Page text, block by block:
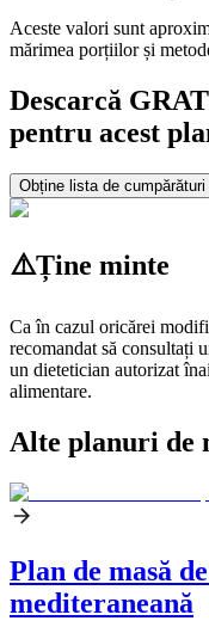
Aceste valori sunt
mărimea porțiilor și
Descarcă
pentru acest
Obține lista de cumpărături
⚠️Ține minte
Ca în cazul oricărei
recomandat să consultați
un dietetician autorizat
alimentare.
Alte planuri de
Plan de masă
mediteraneană